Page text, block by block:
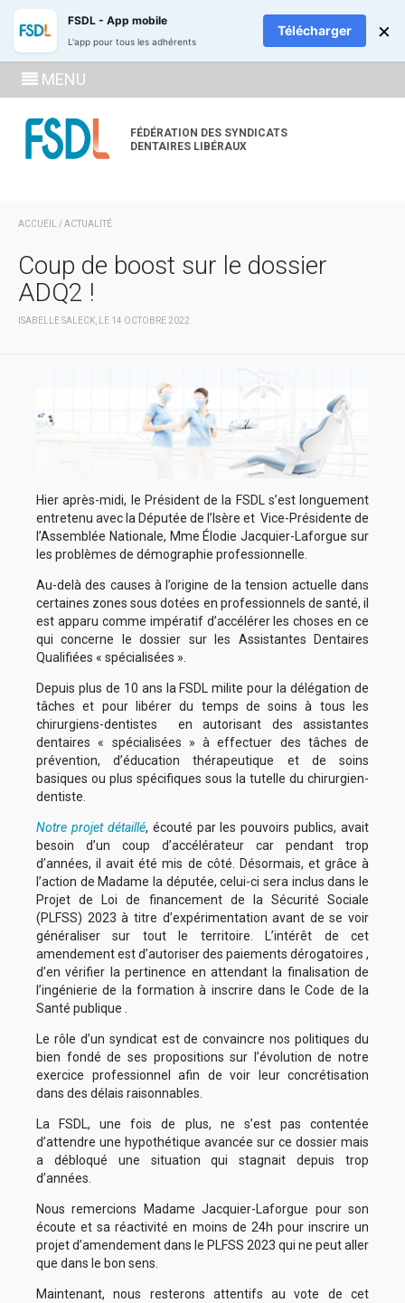
FÉDÉRATION DES SYNDICATS
DENTAIRES LIBÉRAUX
ADHÉREZ
MENU
ACCUEIL /ACTUALITÉ
Coup de boost sur le dossier
ADQ2 !
ISABELLE SALECK, LE 14 OCTOBRE 2022
Hier après-midi, le Président de la FSDL s’est longuement
entretenu avec la Députée de l’Isère et Vice-Présidente de
l’Assemblée Nationale, Mme Élodie Jacquier-Laforgue sur
les problèmes de démographie professionnelle.
Au-delà des causes à l’origine de la tension actuelle dans
certaines zones sous dotées en professionnels de santé, il
est apparu comme impératif d’accélérer les choses en ce
qui concerne le dossier sur les Assistantes Dentaires
Qualifiées « spécialisées ».
Depuis plus de 10 ans la FSDL milite pour la délégation de
tâches et pour libérer du temps de soins à tous les
chirurgiens-dentistes en autorisant des assistantes
dentaires « spécialisées » à effectuer des tâches de
prévention, d’éducation thérapeutique et de soins
basiques ou plus spécifiques sous la tutelle du chirurgien-
dentiste.
Notre projet détaillé, écouté par les pouvoirs publics, avait
besoin d’un coup d’accélérateur car pendant trop
d’années, il avait été mis de côté. Désormais, et grâce à
l’action de Madame la députée, celui-ci sera inclus dans le
Projet de Loi de financement de la Sécurité Sociale
(PLFSS) 2023 à titre d’expérimentation avant de se voir
généraliser sur tout le territoire. L’intérêt de cet
amendement est d’autoriser des paiements dérogatoires ,
d’en vérifier la pertinence en attendant la finalisation de
l’ingénierie de la formation à inscrire dans le Code de la
Santé publique .
Le rôle d’un syndicat est de convaincre nos politiques du
bien fondé de ses propositions sur l’évolution de notre
exercice professionnel afin de voir leur concrétisation
dans des délais raisonnables.
La FSDL, une fois de plus, ne s’est pas contentée
d’attendre une hypothétique avancée sur ce dossier mais
a débloqué une situation qui stagnait depuis trop
d’années.
Nous remercions Madame Jacquier-Laforgue pour son
écoute et sa réactivité en moins de 24h pour inscrire un
projet d’amendement dans le PLFSS 2023 qui ne peut aller
que dans le bon sens.
Maintenant, nous resterons attentifs au vote de cet
FSDL - App mobile
L'app pour tous les adhérents
Télécharger ×